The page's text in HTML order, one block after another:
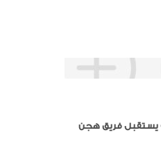
يستقبل فريق هجن